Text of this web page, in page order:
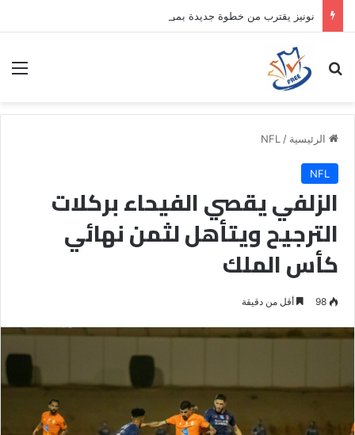
نونيز يقترب من خطوة جديدة بموافقة الهلال
بحث عن
الرئيسية /
NFL
NFL
الزلفي يقصي الفيحاء بركلات
الترجيح ويتأهل لثمن نهائي
كأس الملك
98 أقل من دقيقة